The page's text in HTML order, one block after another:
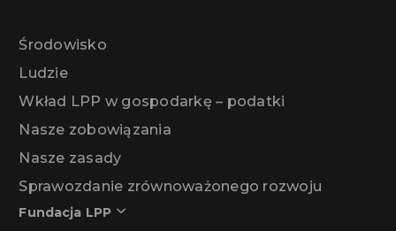
Środowisko
Ludzie
Wkład LPP w gospodarkę – podatki
Nasze zobowiązania
Nasze zasady
Sprawozdanie zrównoważonego rozwoju
Fundacja LPP